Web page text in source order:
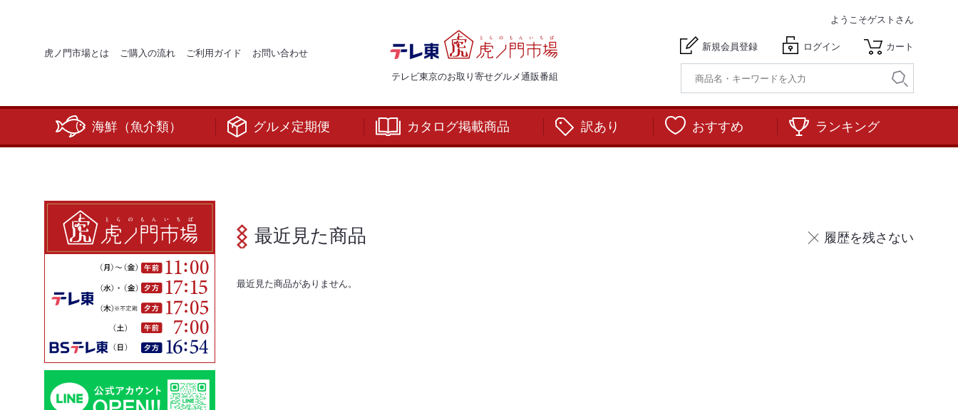
虎ノ門市場とは ご購入の流れ ご利用ガイド お問い合わせ
テレビ東京のお取り寄せグルメ通販番組
ようこそゲストさん
新規会員登録 ログイン カート
海鮮（魚介類） グルメ定期便 カタログ掲載商品 訳あり おすすめ ランキング
最近見た商品 履歴を残さない
最近見た商品がありません。